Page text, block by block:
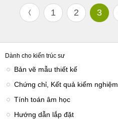
1 2 3
Dành cho kiến trúc sư
Bản vẽ mẫu thiết kế
Chứng chỉ, Kết quả kiểm nghiệm
Tính toán âm học
Hướng dẫn lắp đặt